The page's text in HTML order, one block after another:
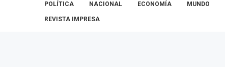
POLÍTICA NACIONAL ECONOMÍA MUNDO
REVISTA IMPRESA